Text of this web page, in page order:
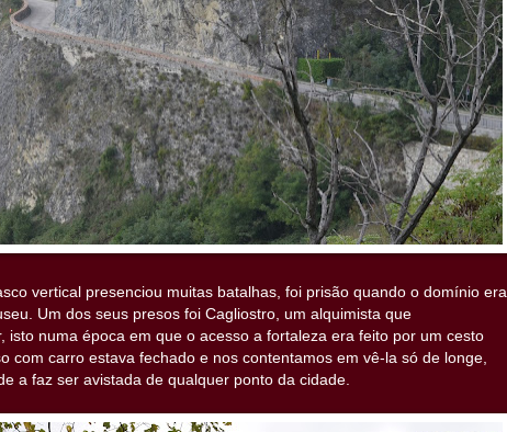
vertical presenciou muitas batalhas, foi prisão quando o domínio era
Um dos seus presos foi Cagliostro, um alquimista que
isto numa época em que o acesso a fortaleza era feito por um cesto
com carro estava fechado e nos contentamos em vê-la só de longe,
a faz ser avistada de qualquer ponto da cidade.